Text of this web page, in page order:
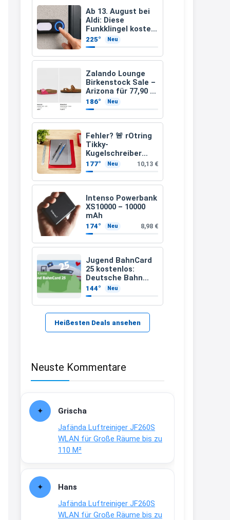
Ab 13. August bei
Aldi: Diese
Funkklingel kostet
nur 3,49 Euro
225° Neu
Zalando Lounge
Birkenstock Sale –
Arizona für 77,90 €
statt 120 €
186° Neu
Fehler? 🚨 rOtring
Tikky-
Kugelschreiber
blaue Tinte
mittlere Spitze
blau (1,0 mm – 12
Stück)
177° Neu 10,13 €
Intenso Powerbank
XS10000 – 10000
mAh
174° Neu 8,98 €
Jugend BahnCard
25 kostenlos:
Deutsche Bahn
verschenkt
BahnCard an
Kinder und
Jugendliche
144° Neu
Heißesten Deals ansehen
Neuste Kommentare
Grischa
Jafända Luftreiniger JF260S
WLAN für Große Räume bis zu
110 M²
Hans
Jafända Luftreiniger JF260S
WLAN für Große Räume bis zu
müsste schon stornieren und
nochmal bestellen, da man
Rabattcodes oder auch
Geschenkgutscheine im
Warenkorb oder an der Kasse
VOR dem Kauf einlösen kann.
17:06
↩
Och siche den Gutschein
fürmeggelebaguetts
Kerstin
Meggle bagett Gutschein code
21:37
Kerstin
Bei EDEKA
↩
29.07www.haribo.com/de-
↩
Joachim
Ab diesem Jahr gibt es keine
Fielmann-Blinkis mehr / wurde
www.fielmann-
group.com/blinkis...